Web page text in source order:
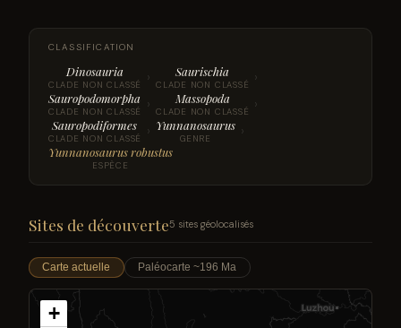
CLASSIFICATION
Dinosauria
CLADE NON CLASSÉ › Saurischia
CLADE NON CLASSÉ ›
Sauropodomorpha
CLADE NON CLASSÉ › Massopoda
CLADE NON CLASSÉ ›
Sauropodiformes
CLADE NON CLASSÉ › Yunnanosaurus
GENRE ›
Yunnanosaurus robustus
ESPÈCE
Sites de découverte5 sites géolocalisés
Carte actuelle Paléocarte ~196 Ma
+